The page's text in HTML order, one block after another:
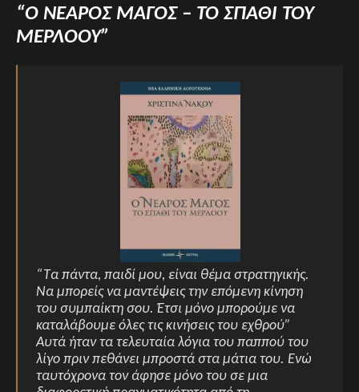
“O NEAΡΟΣ ΜΑΓΟΣ – ΤΟ ΣΠΑΘΙ ΤΟΥ
ΜΕΡΛΟΟΥ”
“Τα πάντα, παιδί μου, είναι θέμα στρατηγικής.
Να μπορείς να μαντέψεις την επόμενη κίνηση
του συμπαίκτη σου. Έτσι μόνο μπορούμε να
καταλάβουμε όλες τις κινήσεις του εχθρού”
Αυτά ήταν τα τελευταία λόγια του παππού του
λίγο πριν πεθάνει μπροστά στα μάτια του. Ενώ
ταυτόχρονα τον άφησε μόνο του σε μια